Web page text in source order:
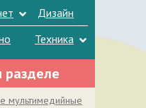
Дизайн
Техника
разделе
мультимедийные